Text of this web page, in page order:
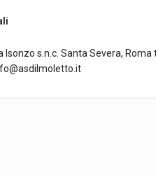
Isonzo s.n.c. Santa Severa, Roma